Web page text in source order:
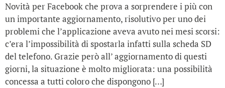
Novità per Facebook che prova a sorprendere i più con
un importante aggiornamento, risolutivo per uno dei
problemi che l’applicazione aveva avuto nei mesi scorsi:
c’era l’impossibilità di spostarla infatti sulla scheda SD
del telefono. Grazie però all’ aggiornamento di questi
giorni, la situazione è molto migliorata: una possibilità
concessa a tutti coloro che dispongono […]